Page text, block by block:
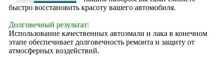
быстро восстановить красоту вашего автомобиля.
Долговечный результат:
Использование качественных автоэмали и лака в конечном
этапе обеспечивает долговечность ремонта и защиту от
атмосферных воздействий.